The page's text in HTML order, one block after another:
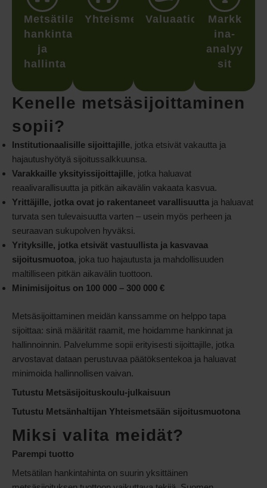
Metsätilan
hankinta
ja
hallinta
YhteismetsäValuaatiot
Markk
ina-
analyy
sit
Kenelle metsäsijoittaminen
sopii?
Institutionaalisille sijoittajille, jotka etsivät vakautta ja
hajautushyötyä sijoitussalkkuunsa.
Varakkaille yksityissijoittajille, jotka haluavat
reaalivarallisuutta ja pitkän aikavälin vakaata kasvua.
Yrittäjille, jotka ovat jo rakentaneet varallisuutta ja haluavat
turvata sen tulevaisuutta varten – usein myös perheen ja
seuraavan sukupolven hyväksi.
Yrityksille, jotka etsivät vastuullista ja kasvavaa
sijoitusmuotoa, joka tuo hajautusta ja mahdollisuuden
maltilliseen pitkän aikavälin tuottoon.
Minimisijoitus on 100 000 – 300 000 €
Metsäsijoittaminen meidän kanssamme on helppo tapa
sijoittaa: sinä määrität raamit, me hoidamme hankinnat ja
hallinnoinnin. Palvelumme sopii erityisesti sijoittajille, jotka
arvostavat dataan perustuvaa päätöksentekoa ja haluavat
minimoida hallinnollisen vaivan.
Tutustu Metsäsijoituskoulu-julkaisuun
Tutustu Metsänhaltijan Yhteismetsään sijoitusmuotona
Miksi valita meidät?
Parempi tuotto
Metsätilan hankintahinta on suurin yksittäinen